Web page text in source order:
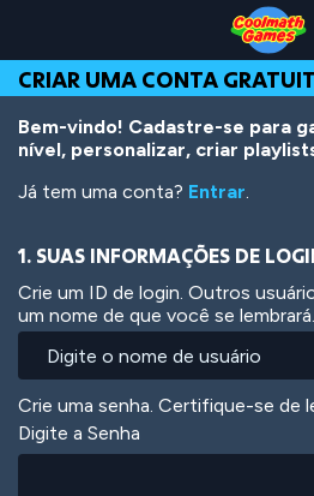
Top
of
Page
Navigation
Main
Content
Footer
o
conteúdo
principal
CRIAR UMA CONTA
Bem-vindo! Cadastre-se para
nível, personalizar, criar
Já tem uma conta? Entrar.
1. SUAS INFORMAÇÕES DE
Crie um ID de login. Outros
um nome de que você se lembrará.
Crie uma senha. Certifique-se de
Digite a Senha